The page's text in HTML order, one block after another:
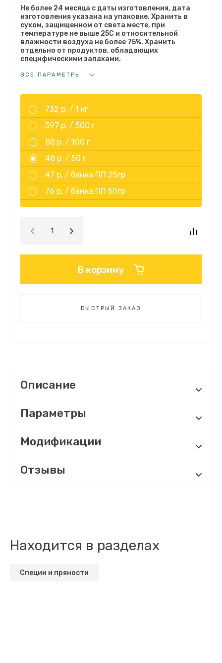
Не более 24 месяца с даты изготовления, дата
изготовления указана на упаковке. Хранить в
сухом, защищенном от света месте, при
температуре не выше 25С и относительной
влажности воздуха не более 75%. Хранить
отдельно от продуктов, обладающих
специфическими запахами.
ВСЕ ПАРАМЕТРЫ
732 р. / 1 кг
397 р. / 500 г
88 р. / 100 г
48 р. / 50 г
47 р. / банка ПП 25гр
76 р. / банка ПП 50гр
В корзину
БЫСТРЫЙ ЗАКАЗ
Описание
Параметры
Модификации
Отзывы
Находится в разделах
Специи и пряности